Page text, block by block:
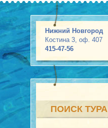
Нижний Новгород
Костина 3, оф. 407
415-47-56
ПОИСК ТУРА